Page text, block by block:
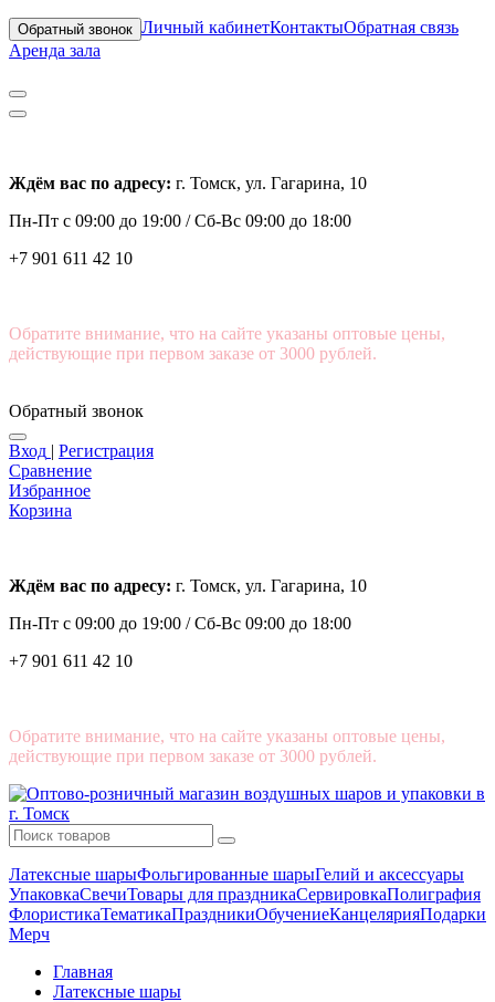
Обратный звонок Личный кабинетКонтактыОбратная связь
Аренда зала
Ждём вас по адресу: г. Томск, ул. Гагарина, 10
Пн-Пт с 09:00 до 19:00 /Сб-Вс 09:00 до 18:00
+7 901 611 42 10
Обратите внимание, что на сайте указаны оптовые цены,
действующие при первом заказе от 3000 рублей.
Обратный звонок
Вход | Регистрация
Сравнение
Избранное
Корзина
Ждём вас по адресу: г. Томск, ул. Гагарина, 10
Пн-Пт с 09:00 до 19:00 /Сб-Вс 09:00 до 18:00
+7 901 611 42 10
Обратите внимание, что на сайте указаны оптовые цены,
действующие при первом заказе от 3000 рублей.
Латексные шарыФольгированные шарыГелий и аксессуары
УпаковкаСвечиТовары для праздникаСервировкаПолиграфия
ФлористикаТематикаПраздникиОбучениеКанцелярияПодарки
Мерч
Главная
Латексные шары